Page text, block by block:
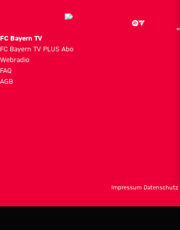
FC Bayern TV
FC Bayern TV PLUS Abo
Webradio
FAQ
AGB
Impressum Datenschutz